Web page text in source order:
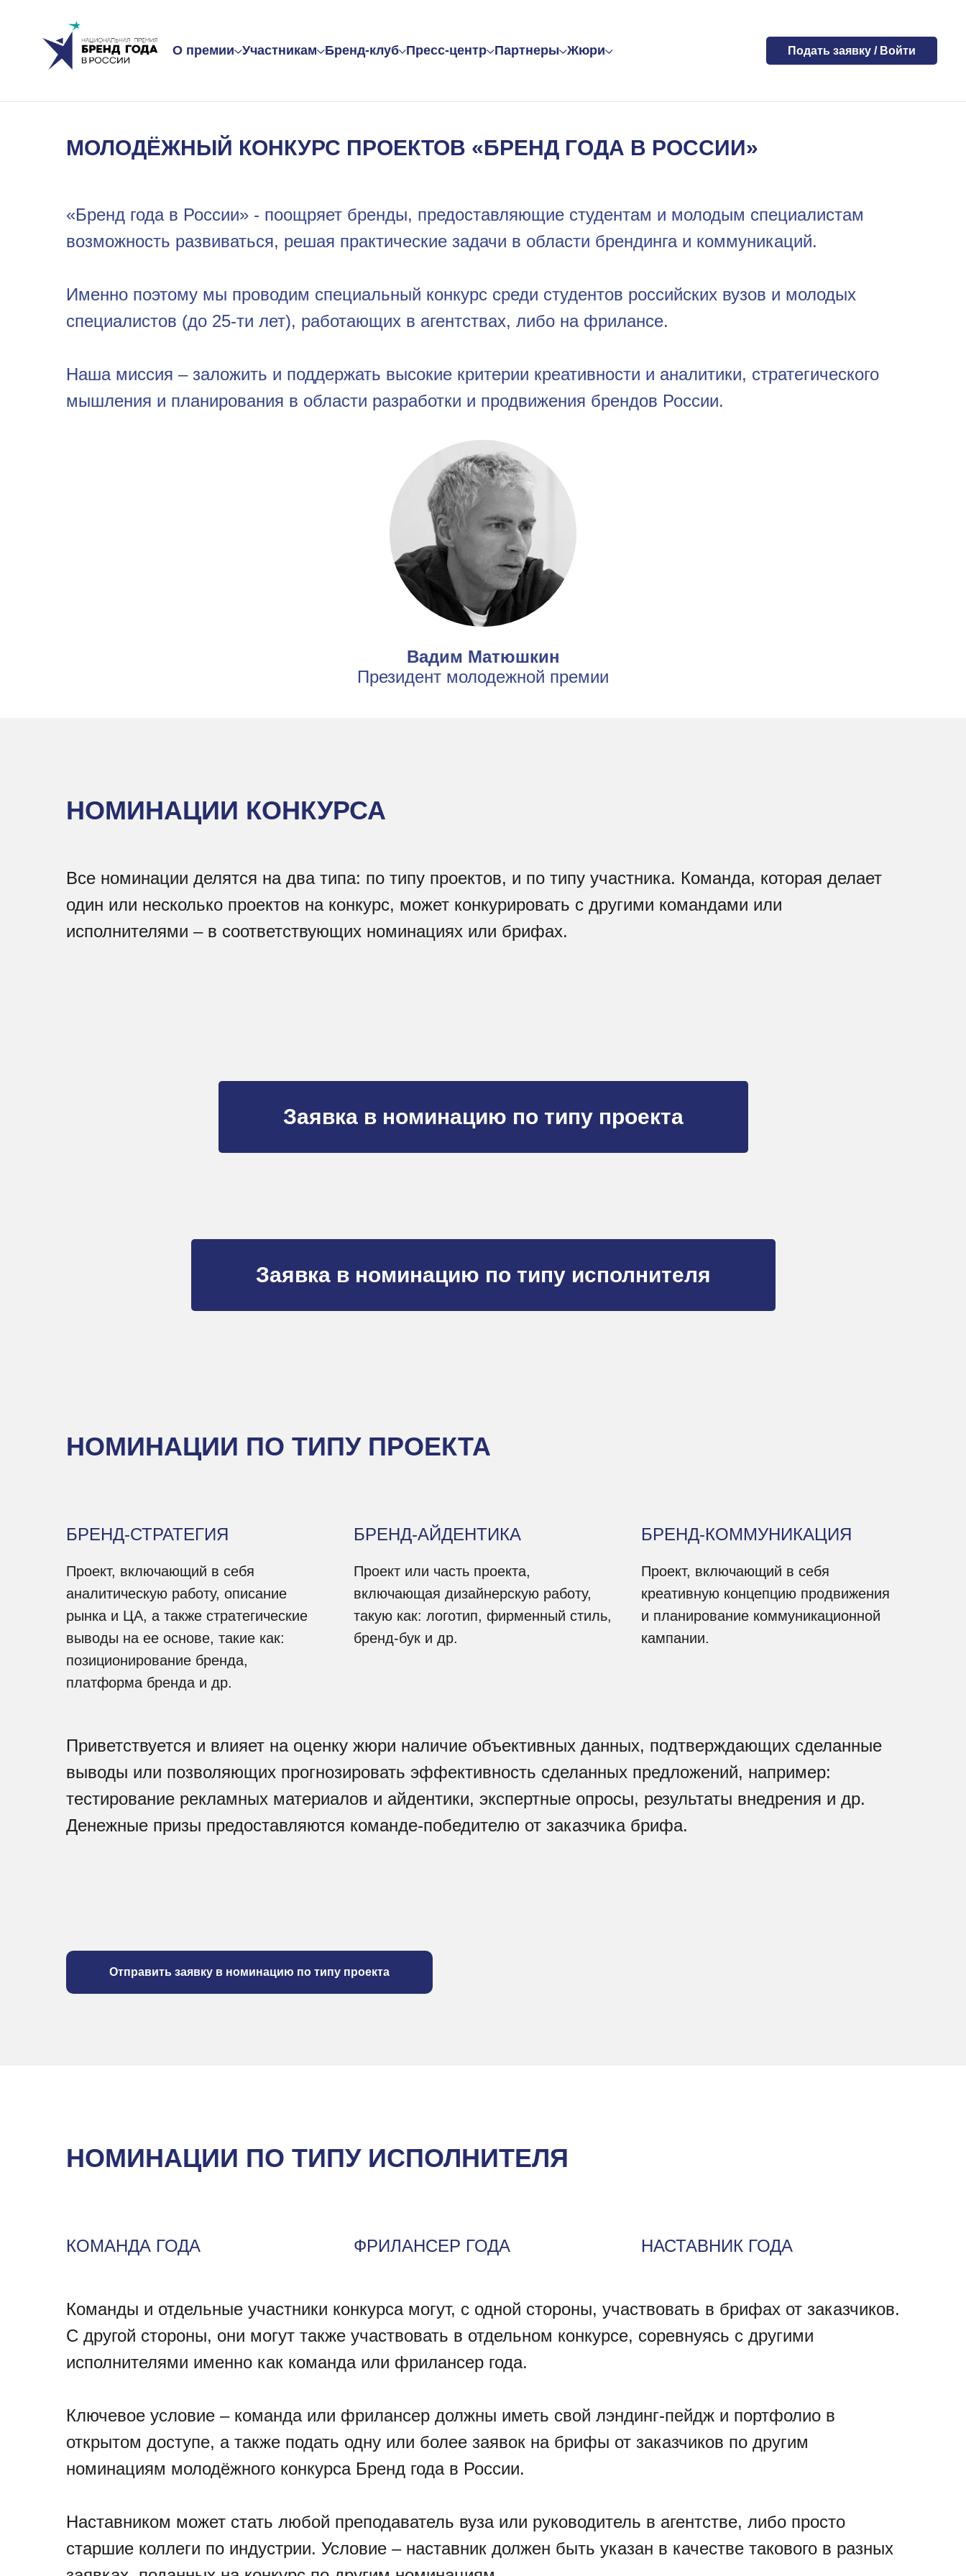
О премии Участникам Бренд-клуб Пресс-центр Партнеры Жюри Подать заявку / Войти
МОЛОДЁЖНЫЙ КОНКУРС ПРОЕКТОВ «БРЕНД ГОДА В РОССИИ»
«Бренд года в России» - поощряет бренды, предоставляющие студентам и молодым специалистам
возможность развиваться, решая практические задачи в области брендинга и коммуникаций.
Именно поэтому мы проводим специальный конкурс среди студентов российских вузов и молодых
специалистов (до 25-ти лет), работающих в агентствах, либо на фрилансе.
Наша миссия – заложить и поддержать высокие критерии креативности и аналитики, стратегического
мышления и планирования в области разработки и продвижения брендов России.
Вадим Матюшкин
Президент молодежной премии
НОМИНАЦИИ КОНКУРСА
Все номинации делятся на два типа: по типу проектов, и по типу участника. Команда, которая делает
один или несколько проектов на конкурс, может конкурировать с другими командами или
исполнителями – в соответствующих номинациях или брифах.
Заявка в номинацию по типу проекта
Заявка в номинацию по типу исполнителя
НОМИНАЦИИ ПО ТИПУ ПРОЕКТА
БРЕНД-СТРАТЕГИЯ
Проект, включающий в себя
аналитическую работу, описание
рынка и ЦА, а также стратегические
выводы на ее основе, такие как:
позиционирование бренда,
платформа бренда и др.
БРЕНД-АЙДЕНТИКА
Проект или часть проекта,
включающая дизайнерскую работу,
такую как: логотип, фирменный стиль,
бренд-бук и др.
БРЕНД-КОММУНИКАЦИЯ
Проект, включающий в себя
креативную концепцию продвижения
и планирование коммуникационной
кампании.
Приветствуется и влияет на оценку жюри наличие объективных данных, подтверждающих сделанные
выводы или позволяющих прогнозировать эффективность сделанных предложений, например:
тестирование рекламных материалов и айдентики, экспертные опросы, результаты внедрения и др.
Денежные призы предоставляются команде-победителю от заказчика брифа.
Отправить заявку в номинацию по типу проекта
НОМИНАЦИИ ПО ТИПУ ИСПОЛНИТЕЛЯ
КОМАНДА ГОДА ФРИЛАНСЕР ГОДА НАСТАВНИК ГОДА
Команды и отдельные участники конкурса могут, с одной стороны, участвовать в брифах от заказчиков.
С другой стороны, они могут также участвовать в отдельном конкурсе, соревнуясь с другими
исполнителями именно как команда или фрилансер года.
Ключевое условие – команда или фрилансер должны иметь свой лэндинг-пейдж и портфолио в
открытом доступе, а также подать одну или более заявок на брифы от заказчиков по другим
номинациям молодёжного конкурса Бренд года в России.
Наставником может стать любой преподаватель вуза или руководитель в агентстве, либо просто
старшие коллеги по индустрии. Условие – наставник должен быть указан в качестве такового в разных